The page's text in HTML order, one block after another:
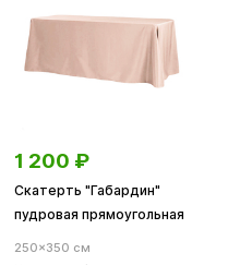
1 200 ₽
Скатерть "Габардин"
пудровая прямоугольная
250×350 см